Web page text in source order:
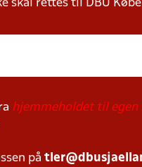
skal rettes til DBU
hjemmeholdet til egen
på